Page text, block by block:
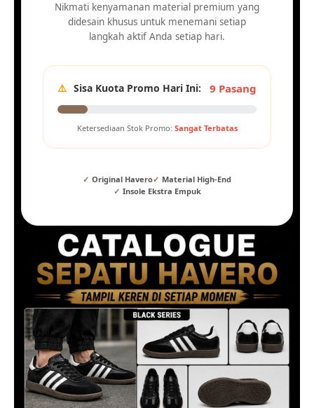
Nikmati kenyamanan material premium yang
didesain khusus untuk menemani setiap
langkah aktif Anda setiap hari.
⚠️ Sisa Kuota Promo Hari Ini: 9 Pasang
Ketersediaan Stok Promo: Sangat Terbatas
Original Havero
Material High-End
Insole Ekstra Empuk